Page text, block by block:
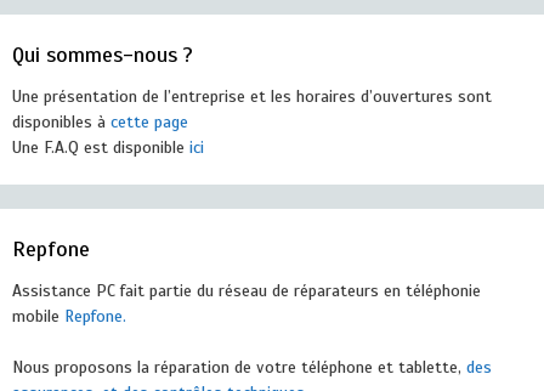
Qui sommes-nous ?
Une présentation de l’entreprise et les horaires d’ouvertures sont
disponibles à cette page
Une F.A.Q est disponible ici
Repfone
Assistance PC fait partie du réseau de réparateurs en téléphonie
mobile Repfone.
Nous proposons la réparation de votre téléphone et tablette, des